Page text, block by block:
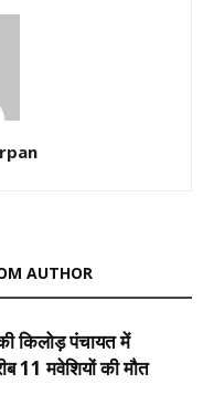
AUTHOR
किलोड़ पंचायत में
11 मवेशियों की मौत